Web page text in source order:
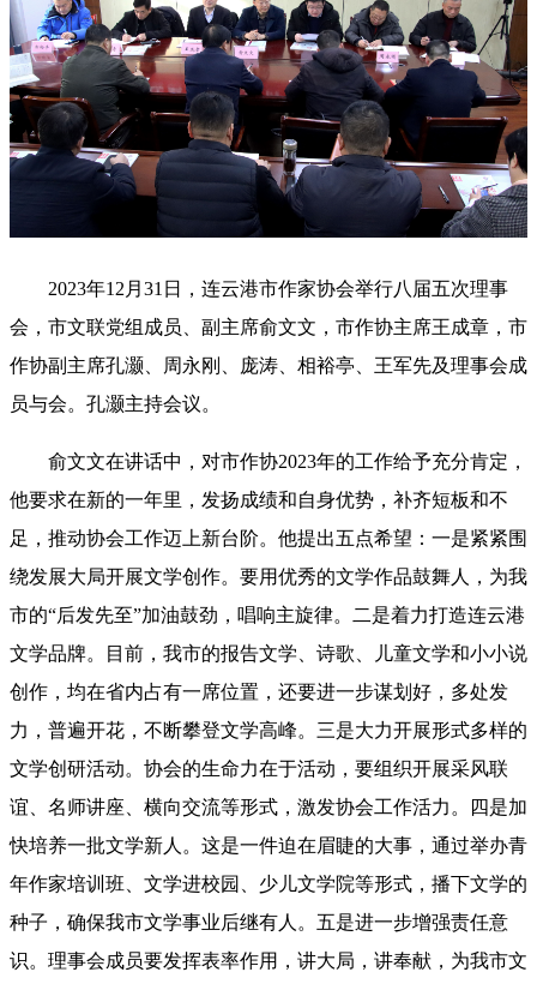
2023年12月31日，连云港市作家协会举行八届五次理事
会，市文联党组成员、副主席俞文文，市作协主席王成章，市
作协副主席孔灏、周永刚、庞涛、相裕亭、王军先及理事会成
员与会。孔灏主持会议。
俞文文在讲话中，对市作协2023年的工作给予充分肯定，
他要求在新的一年里，发扬成绩和自身优势，补齐短板和不
足，推动协会工作迈上新台阶。他提出五点希望：一是紧紧围
绕发展大局开展文学创作。要用优秀的文学作品鼓舞人，为我
市的“后发先至”加油鼓劲，唱响主旋律。二是着力打造连云港
文学品牌。目前，我市的报告文学、诗歌、儿童文学和小小说
创作，均在省内占有一席位置，还要进一步谋划好，多处发
力，普遍开花，不断攀登文学高峰。三是大力开展形式多样的
文学创研活动。协会的生命力在于活动，要组织开展采风联
谊、名师讲座、横向交流等形式，激发协会工作活力。四是加
快培养一批文学新人。这是一件迫在眉睫的大事，通过举办青
年作家培训班、文学进校园、少儿文学院等形式，播下文学的
种子，确保我市文学事业后继有人。五是进一步增强责任意
识。理事会成员要发挥表率作用，讲大局，讲奉献，为我市文